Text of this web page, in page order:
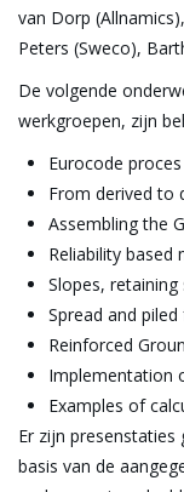
van Dorp
Peters (Sweco),
De volgende
werkgroepen, zijn
Eurocode
From derived to
Assembling the
Reliability based
Slopes,
Spread and
Reinforced
Implementation
Examples of
Er zijn
basis van de